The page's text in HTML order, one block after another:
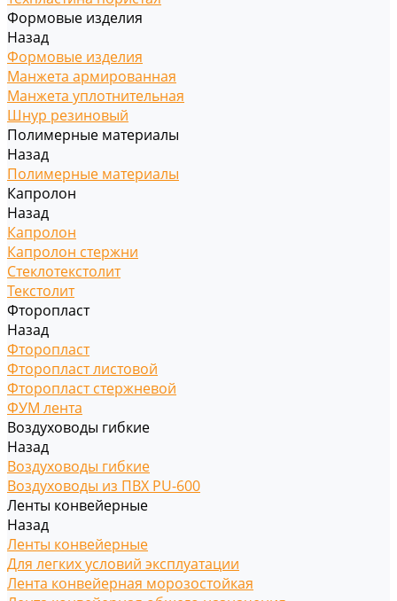
Формовые изделия
Назад
Формовые изделия
Манжета армированная
Манжета уплотнительная
Шнур резиновый
Полимерные материалы
Назад
Полимерные материалы
Капролон
Назад
Капролон
Капролон стержни
Стеклотекстолит
Текстолит
Фторопласт
Назад
Фторопласт
Фторопласт листовой
Фторопласт стержневой
ФУМ лента
Воздуховоды гибкие
Назад
Воздуховоды гибкие
Воздуховоды из ПВХ PU-600
Ленты конвейерные
Назад
Ленты конвейерные
Для легких условий эксплуатации
Лента конвейерная морозостойкая